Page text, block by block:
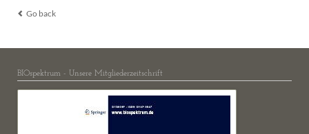
Go back
BIOspektrum - Unsere Mitgliederzeitschrift